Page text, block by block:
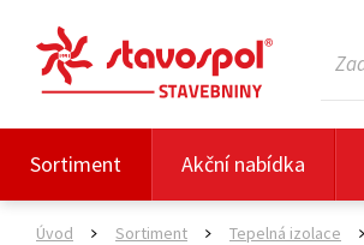
Sortiment Akční nabídka
Úvod Sortiment Tepelná izolace